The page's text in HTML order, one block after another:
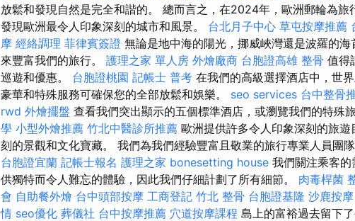
放鬆和發現自然是完全和諧的。 總而言之，在2024年，歐洲郵輪為旅
發現歐洲最令人印象深刻的城市和風景。 台北月子中心 草屯按摩推薦
摩 經絡調理 菲律賓簽證 無論是地中海的陽光，挪威峽灣還是波羅的
來豐富我們的旅行。 護理之家 單人房 外燴廠商 台胞證高雄 整骨 值得
巡遊和優惠。 台胞證桃園 記帳士 普考 在我們的高級選擇酒店中，世
豪華和特殊服務可確保您的全部放鬆和娛樂。 seo services 台中整骨
rwd 外燴擺盤 查看我們突出顯示的五個標準酒店，或瀏覽我們的特殊
學 小型外燴推薦 竹北中醫診所推薦 歐洲提供許多令人印象深刻的旅
刻的景觀和文化寶藏。 我們為我們經驗豐富且敬業的旅行專業人員團
台胞證宜蘭 記帳士報名 護理之家 bonesetting house 我們關注乘客
供獨特而令人難忘的體驗，因此我們仔細計劃了所有細節。 肉毒桿菌
會 自助餐外燴 台中頭部按摩 工商登記 竹北 整骨 台胞證基隆 沙鹿按摩
情 seo優化 葬儀社 台中按摩推薦 穴道按摩課程 島上的富裕過去留下